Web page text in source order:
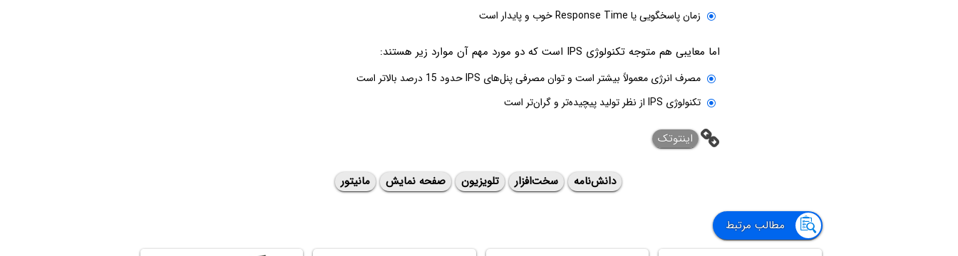
زمان پاسخگویی یا Response Time خوب و پایدار است
اما معایبی هم متوجه تکنولوژی IPS است که دو مورد مهم آن موارد زیر هستند:
مصرف انرژی معمولاً بیشتر است و توان مصرفی پنل‌های IPS حدود 15 درصد بالاتر است
تکنولوژی IPS از نظر تولید پیچیده‌تر و گران‌تر است
اینتوتک
دانش‌نامه سخت‌افزار تلویزیون صفحه نمایش مانیتور
مطالب مرتبط